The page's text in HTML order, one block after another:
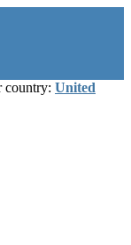
country: United